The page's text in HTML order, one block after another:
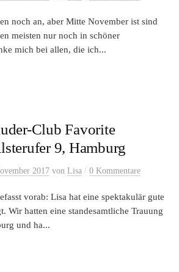
noch an, aber Mitte November ist sind
meisten nur noch in schöner
mich bei allen, die ich...
Club Favorite
9, Hamburg
2017 von Lisa / 0 Kommentare
vorab: Lisa hat eine spektakulär gute
Wir hatten eine standesamtliche Trauung
und ha...